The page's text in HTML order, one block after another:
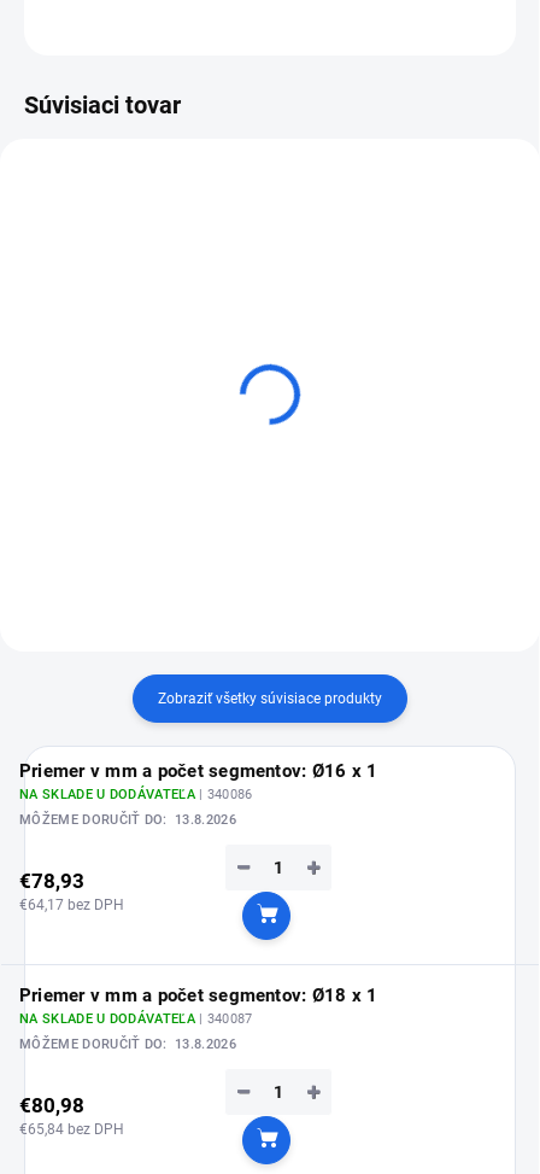
Súvisiaci tovar
Odsávač prachu MECHANIC
Zobraziť všetky súvisiace produkty
Priemer v mm a počet segmentov: Ø16 x 1
NA SKLADE U DODÁVATEĽA | 340086
MÔŽEME DORUČIŤ DO:
13.8.2026
€78,93
€64,17 bez DPH
+
−
Do košíka
Priemer v mm a počet segmentov: Ø18 x 1
NA SKLADE U DODÁVATEĽA | 340087
MÔŽEME DORUČIŤ DO:
13.8.2026
€80,98
€65,84 bez DPH
+
−
Do košíka